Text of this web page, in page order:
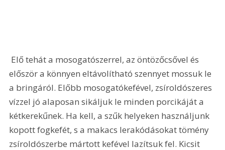
először a könnyen eltávolítható szennyet mossuk le
a bringáról. Előbb mosogatókefével, zsíroldószeres
vízzel jó alaposan sikáljuk le minden porcikáját a
kétkerekűnek. Ha kell, a szűk helyeken használjunk
kopott fogkefét, s a makacs lerakódásokat tömény
zsíroldószerbe mártott kefével lazítsuk fel. Kicsit